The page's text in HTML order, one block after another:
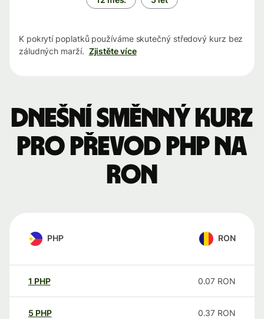
K pokrytí poplatků používáme skutečný středový kurz bez
záludných marží. Zjistěte více
Dnešní směnný kurz
pro převod PHP na
RON
PHP RON
1 PHP 0.07 RON
5 PHP 0.37 RON